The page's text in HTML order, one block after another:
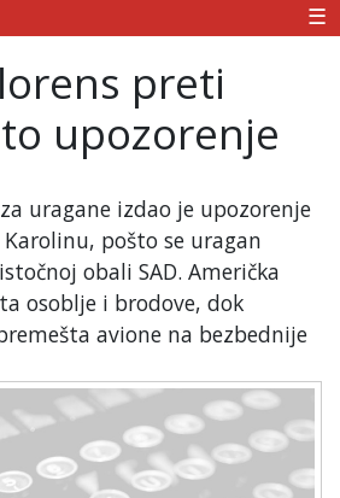
☰
preti
upozorenje
uragane izdao je upozorenje
Karolinu, pošto se uragan
obali SAD. Američka
osoblje i brodove, dok
avione na bezbednije